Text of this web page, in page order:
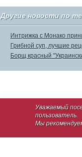
Другие новости по
Интрижка с Монако
Грибной суп, лучшие
Борщ красный
Уважаемый
пользователь.
Мы